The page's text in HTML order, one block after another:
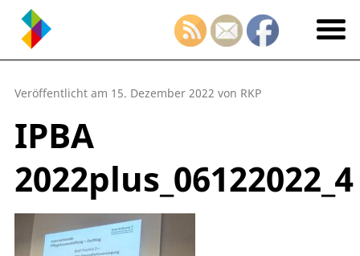
Veröffentlicht am 15. Dezember 2022 von RKP
IPBA
2022plus_06122022_4